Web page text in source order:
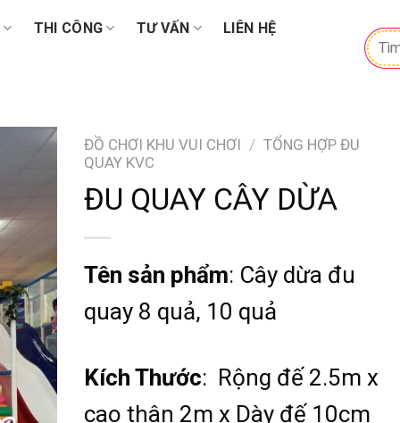
THI CÔNG TƯ VẤN LIÊN HỆ
Tìm
kiếm:
ĐỒ CHƠI KHU VUI CHƠI / TỔNG HỢP ĐU
QUAY KVC
ĐU QUAY CÂY DỪA
Tên sản phẩm: Cây dừa đu
quay 8 quả, 10 quả
Kích Thước: Rộng đế 2.5m x
cao thân 2m x Dày đế 10cm